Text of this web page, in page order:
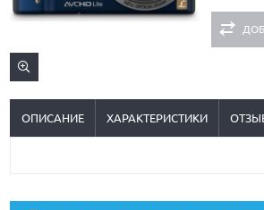
ОПИСАНИЕ ХАРАКТЕРИСТИКИ